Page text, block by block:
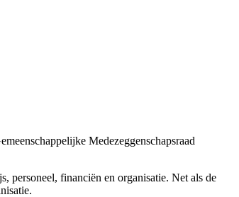
Medezeggenschapsraad
personeel, financiën en organisatie. Net als de